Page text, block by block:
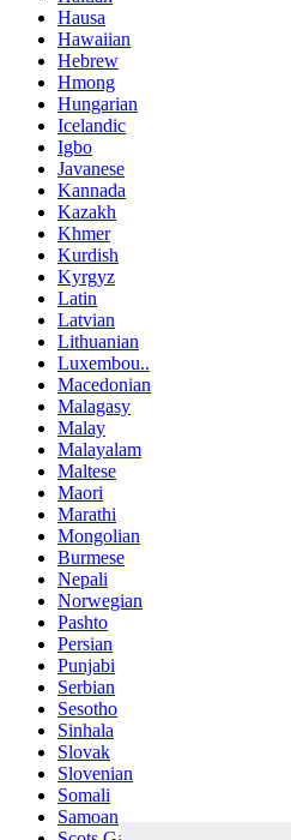
Hausa
Hawaiian
Hebrew
Hmong
Hungarian
Icelandic
Igbo
Javanese
Kannada
Kazakh
Khmer
Kurdish
Kyrgyz
Latin
Latvian
Lithuanian
Luxembou..
Macedonian
Malagasy
Malay
Malayalam
Maltese
Maori
Marathi
Mongolian
Burmese
Nepali
Norwegian
Pashto
Persian
Punjabi
Serbian
Sesotho
Sinhala
Slovak
Slovenian
Somali
Samoan